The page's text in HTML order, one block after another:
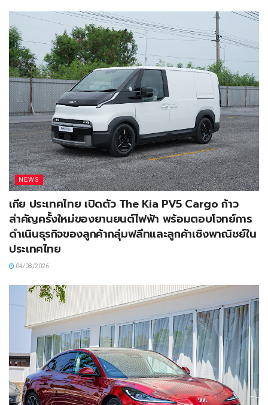
NEWS
เกีย ประเทศไทย เปิดตัว The Kia PV5 Cargo ก้าว
สำคัญครั้งใหม่ของยานยนต์ไฟฟ้า พร้อมตอบโจทย์การ
ดำเนินธุรกิจของลูกค้ากลุ่มฟลีทและลูกค้าเชิงพาณิชย์ใน
ประเทศไทย
04/08/2026